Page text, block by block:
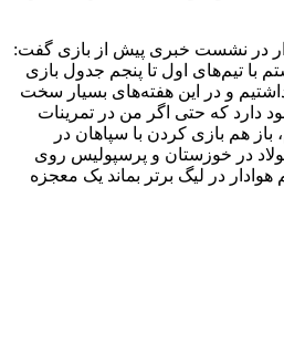
در نشست خبری پیش از بازی گفت:
با تیم‌های اول تا پنجم جدول بازی
و در این هفته‌های بسیار سخت
دارد که حتی اگر من در تمرینات
هم بازی کردن با سپاهان در
فولاد در خوزستان و پرسپولیس روی
در لیگ برتر بماند یک معجزه